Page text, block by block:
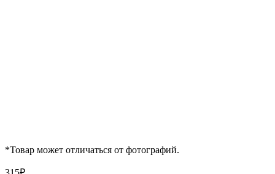
*Товар может отличаться от фотографий.